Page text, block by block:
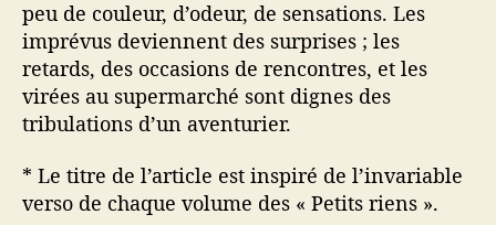
peu de couleur, d’odeur, de sensations. Les
imprévus deviennent des surprises ; les
retards, des occasions de rencontres, et les
virées au supermarché sont dignes des
tribulations d’un aventurier.
* Le titre de l’article est inspiré de l’invariable
verso de chaque volume des « Petits riens ».